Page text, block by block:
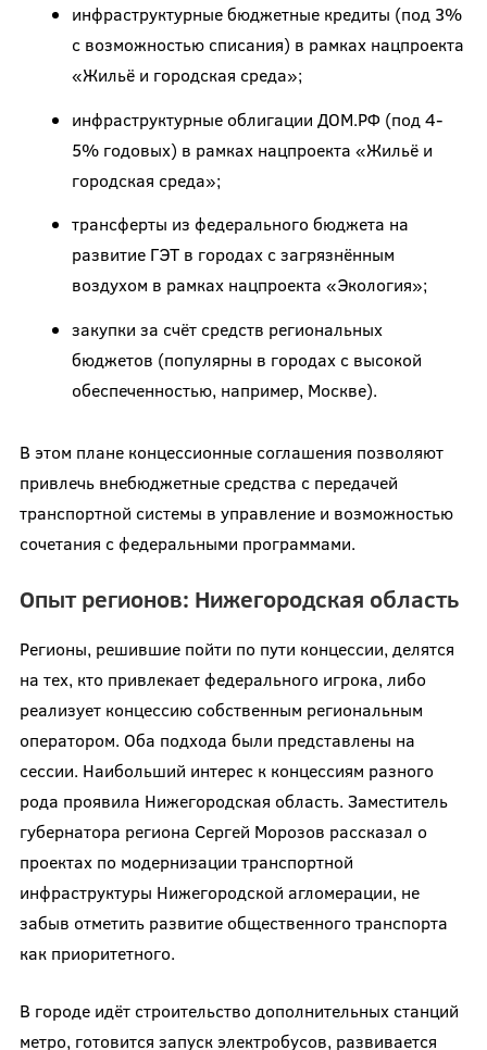
инфраструктурные бюджетные кредиты (под 3%
с возможностью списания) в рамках нацпроекта
«Жильё и городская среда»;
инфраструктурные облигации ДОМ.РФ (под 4-
5% годовых) в рамках нацпроекта «Жильё и
городская среда»;
трансферты из федерального бюджета на
развитие ГЭТ в городах с загрязнённым
воздухом в рамках нацпроекта «Экология»;
закупки за счёт средств региональных
бюджетов (популярны в городах с высокой
обеспеченностью, например, Москве).
В этом плане концессионные соглашения позволяют
привлечь внебюджетные средства с передачей
транспортной системы в управление и возможностью
сочетания с федеральными программами.
Опыт регионов: Нижегородская область
Регионы, решившие пойти по пути концессии, делятся
на тех, кто привлекает федерального игрока, либо
реализует концессию собственным региональным
оператором. Оба подхода были представлены на
сессии. Наибольший интерес к концессиям разного
рода проявила Нижегородская область. Заместитель
губернатора региона Сергей Морозов рассказал о
проектах по модернизации транспортной
инфраструктуры Нижегородской агломерации, не
забыв отметить развитие общественного транспорта
как приоритетного.
В городе идёт строительство дополнительных станций
метро, готовится запуск электробусов, развивается